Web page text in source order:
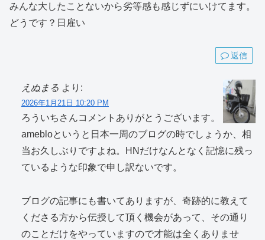
みんな大したことないから劣等感も感じずにいけてます。
どうです？日雇い
返信
えぬまる より:
2026年1月21日 10:20 PM
ろういちさんコメントありがとうございます。
amebloというと日本一周のブログの時でしょうか、相
当お久しぶりですよね。HNだけなんとなく記憶に残っ
ているような印象で申し訳ないです。
ブログの記事にも書いてありますが、奇跡的に教えて
くださる方から伝授して頂く機会があって、その通り
のことだけをやっていますので才能は全くありませ